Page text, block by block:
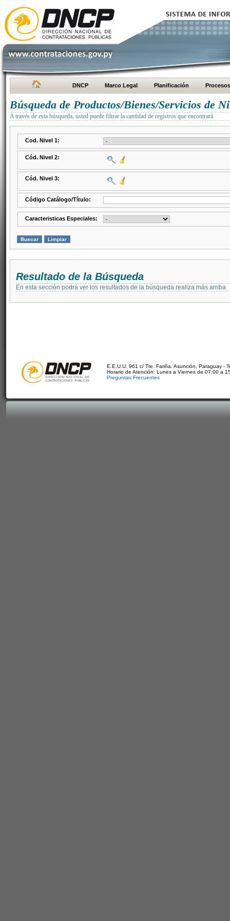
DNCP Marco Legal Planificación Procesos
Búsqueda de Productos/Bienes/Servicios de
A través de esta búsqueda, usted puede filtrar la cantidad de registros que encontrará
Cod. Nivel 1:
Cód. Nivel 2:
Cód. Nivel 3:
Código Catálogo/Título:
Caracteristicas Especiales:
Resultado de la Búsqueda
En esta sección podrá ver los resultados de la búsqueda realiza más arriba
E.E.U.U. 961 c/ Tte. Fariña. Asunción, Paraguay -
Horario de Atención: Lunes a Viernes de 07:00 a
Preguntas Frecuentes